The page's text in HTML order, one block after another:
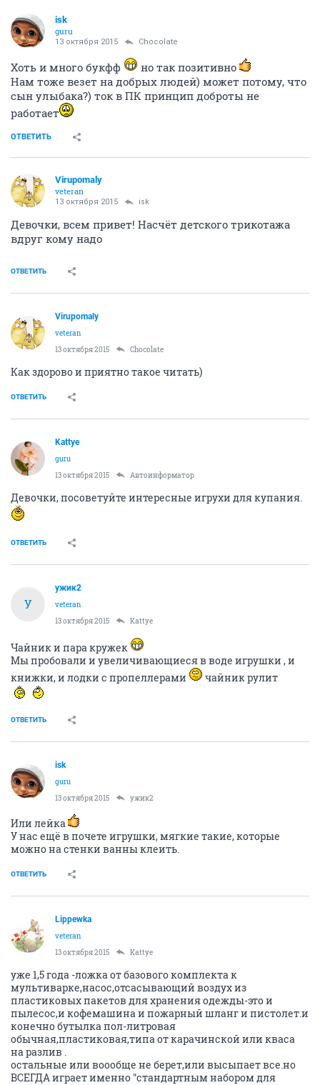
isk
guru
13 октября 2015 Chocolate
Хоть и много букфф
но так позитивно
Нам тоже везет на добрых людей) может потому, что
сын улыбака?) ток в ПК принцип доброты не
работает
ОТВЕТИТЬ
Virupomaly
veteran
13 октября 2015 isk
Девочки, всем привет! Насчёт детского трикотажа
вдруг кому надо
ОТВЕТИТЬ
Virupomaly
veteran
13 октября 2015
Chocolate
Как здорово и приятно такое читать)
ОТВЕТИТЬ
Kattye
guru
13 октября 2015
Автоинформатор
Девочки, посоветуйте интересные игрухи для купания.
ОТВЕТИТЬ
У
ужик2
veteran
13 октября 2015
Kattye
Чайник и пара кружек
Мы пробовали и увеличивающиеся в воде игрушки , и
книжки, и лодки с пропеллерами
чайник рулит
ОТВЕТИТЬ
isk
guru
13 октября 2015
ужик2
Или лейка
У нас ещё в почете игрушки, мягкие такие, которые
можно на стенки ванны клеить.
ОТВЕТИТЬ
Lippewka
veteran
13 октября 2015
Kattye
уже 1,5 года -ложка от базового комплекта к
мультиварке,насос,отсасывающий воздух из
пластиковых пакетов для хранения одежды-это и
пылесос,и кофемашина и пожарный шланг и пистолет.и
конечно бутылка пол-литровая
обычная,пластиковая,типа от карачинской или кваса
на разлив .
остальные или воообще не берет,или высыпает все.но
ВСЕГДА играет именно "стандартным набором для